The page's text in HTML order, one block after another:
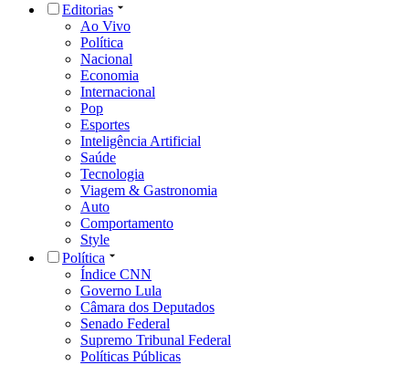
Editorias
Ao Vivo
Política
Nacional
Economia
Internacional
Pop
Esportes
Inteligência Artificial
Saúde
Tecnologia
Viagem & Gastronomia
Auto
Comportamento
Style
Política
Índice CNN
Governo Lula
Câmara dos Deputados
Senado Federal
Supremo Tribunal Federal
Políticas Públicas